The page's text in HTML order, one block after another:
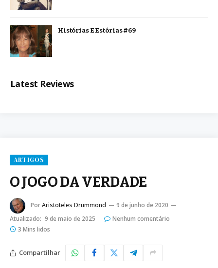
Histórias E Estórias #69
Latest Reviews
ARTIGOS
O JOGO DA VERDADE
PorAristoteles Drummond
9 de junho de 2020
Atualizado: 9 de maio de 2025
Nenhum comentário
3 Mins lidos
Compartilhar